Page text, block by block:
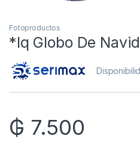
Fotoproductos
*lq Globo De
₲ 7.500